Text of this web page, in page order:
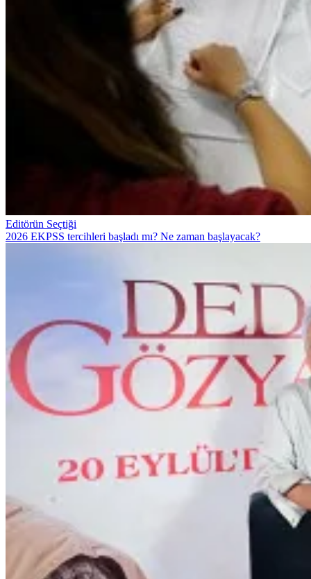
Editörün Seçtiği
2026 EKPSS tercihleri başladı mı? Ne zaman başlayacak?